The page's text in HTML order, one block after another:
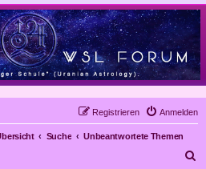
Anmelden
Registrieren
Suche
Unbeantwortete Themen